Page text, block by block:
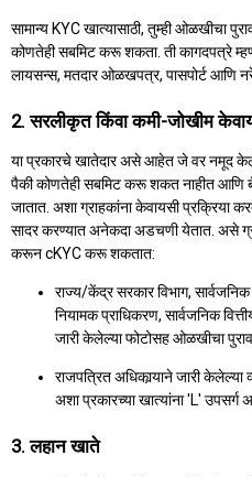
सामान्य KYC खात्यासाठी, तुम्ही ओळखीचा
कोणतेही सबमिट करू शकता. ती कागदपत्रे
लायसन्स, मतदार ओळखपत्र, पासपोर्ट आणि
2. सरलीकृत किंवा कमी-जोखीम
या प्रकारचे खातेदार असे आहेत जे वर नमूद
पैकी कोणतेही सबमिट करू शकत नाहीत आणि
जातात. अशा ग्राहकांना केवायसी प्रक्रिया
सादर करण्यात अनेकदा अडचणी येतात. असे
करून cKYC करू शकतात:
राज्य/केंद्र सरकार विभाग,
नियामक प्राधिकरण, सार्वजनिक
जारी केलेल्या फोटोसह ओळखीचा
राजपत्रित अधिकार्‍याने जारी केलेल्या
अशा प्रकारच्या खात्यांना 'L' उपसर्ग
3. लहान खाते